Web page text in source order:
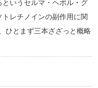
いうセルマ・ヘボル・グ
レチノインの副作用に関
ひとまず三本ざざっと概略